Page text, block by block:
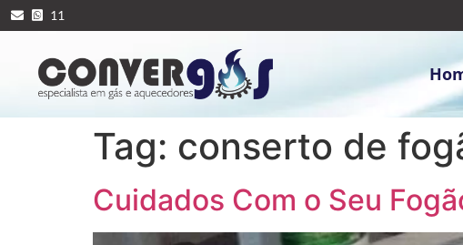
11
Tag: conserto de
Cuidados Com o Seu